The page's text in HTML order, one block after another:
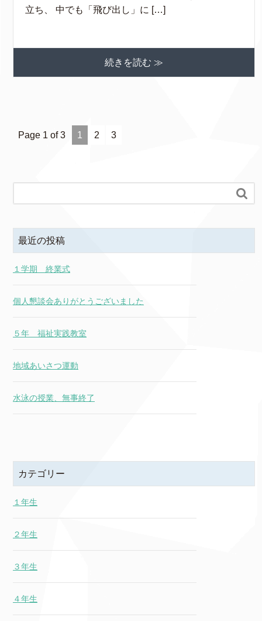
立ち、 中でも「飛び出し」に […]
続きを読む ≫
Page 1 of 3 1 2 3

最近の投稿
１学期 終業式
個人懇談会ありがとうございました
５年 福祉実践教室
地域あいさつ運動
水泳の授業、無事終了
カテゴリー
１年生
２年生
３年生
４年生